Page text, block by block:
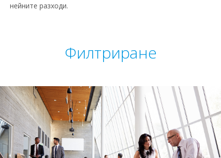
нейните разходи.
Филтриране